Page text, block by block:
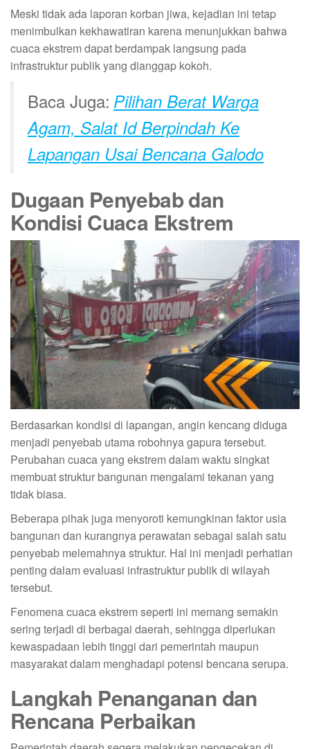
Meski tidak ada laporan korban jiwa, kejadian ini tetap
menimbulkan kekhawatiran karena menunjukkan bahwa
cuaca ekstrem dapat berdampak langsung pada
infrastruktur publik yang dianggap kokoh.
Baca Juga: Pilihan Berat Warga
Agam, Salat Id Berpindah Ke
Lapangan Usai Bencana Galodo
Dugaan Penyebab dan
Kondisi Cuaca Ekstrem
Berdasarkan kondisi di lapangan, angin kencang diduga
menjadi penyebab utama robohnya gapura tersebut.
Perubahan cuaca yang ekstrem dalam waktu singkat
membuat struktur bangunan mengalami tekanan yang
tidak biasa.
Beberapa pihak juga menyoroti kemungkinan faktor usia
bangunan dan kurangnya perawatan sebagai salah satu
penyebab melemahnya struktur. Hal ini menjadi perhatian
penting dalam evaluasi infrastruktur publik di wilayah
tersebut.
Fenomena cuaca ekstrem seperti ini memang semakin
sering terjadi di berbagai daerah, sehingga diperlukan
kewaspadaan lebih tinggi dari pemerintah maupun
masyarakat dalam menghadapi potensi bencana serupa.
Langkah Penanganan dan
Rencana Perbaikan